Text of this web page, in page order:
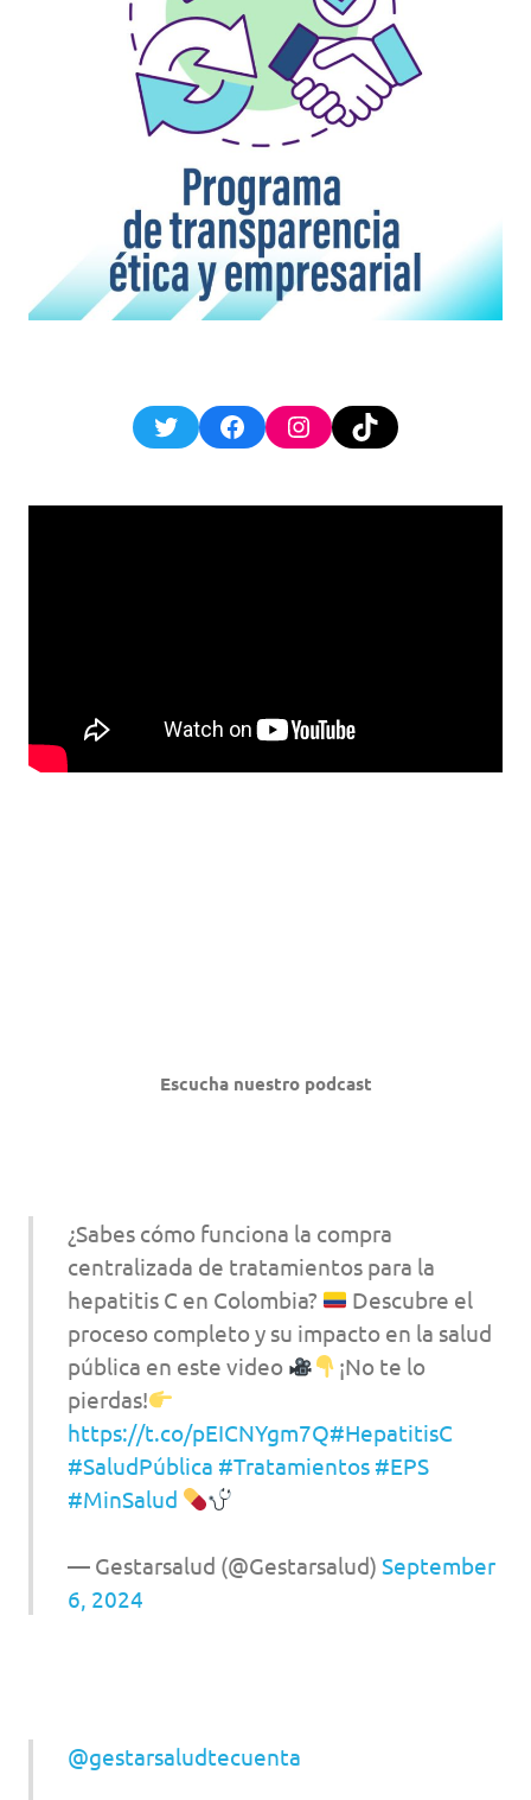
TwitterFacebookInstagram
TikTok
Escucha nuestro podcast
¿Sabes cómo funciona la compra
centralizada de tratamientos para la
hepatitis C en Colombia?
Descubre el
proceso completo y su impacto en la salud
pública en este video
¡No te lo
pierdas!
https://t.co/pEICNYgm7Q#HepatitisC
#SaludPública #Tratamientos #EPS
#MinSalud
— Gestarsalud (@Gestarsalud) September
6, 2024
@gestarsaludtecuenta